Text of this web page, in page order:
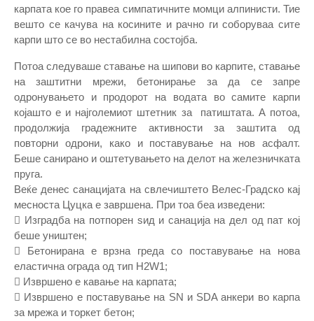
карпата кое го правеа симпатичните момци алпинисти. Тие
вешто се качува на косините и рачно ги соборуваа сите
карпи што се во нестабилна состојба.
Потоа следуваше ставање на шипови во карпите, ставање
на заштитни мрежи, бетонирање за да се запре
одронувањето и продорот на водата во самите карпи
којашто е и најголемиот штетник за патиштата. А потоа,
продолжија градежните активности за заштита од
повторни одрони, како и поставување на нов асфалт.
Беше санирано и оштетувањето на делот на железничката
пруга.
Веќе денес санацијата на свлечиштето Велес-Градско кај
месноста Цуцка е завршена. При тоа беа изведени:
 Изградба на потпорен ѕид и санација на дел од пат кој
беше уништен;
 Бетонирана е врзна греда со поставување на нова
еластична ограда од тип H2W1;
 Извршено е кавање на карпата;
 Извршено е поставување на SN и SDA анкери во карпа
за мрежа и торкет бетон;